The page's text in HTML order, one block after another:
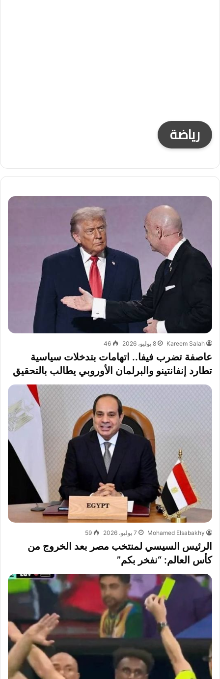
رياضة
Kareem Salah 8 يوليو، 2026 46
عاصفة تضرب فيفا.. اتهامات بتدخلات سياسية
تطارد إنفانتينو والبرلمان الأوروبي يطالب بالتحقيق
Mohamed Elsabakhy 7 يوليو، 2026 59
الرئيس السيسي لمنتخب مصر بعد الخروج من
كأس العالم: “نفخر بكم”